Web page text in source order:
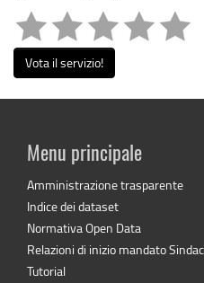
Vota il servizio!
Menu principale
Amministrazione trasparente
Indice dei dataset
Normativa Open Data
Relazioni di inizio mandato
Tutorial